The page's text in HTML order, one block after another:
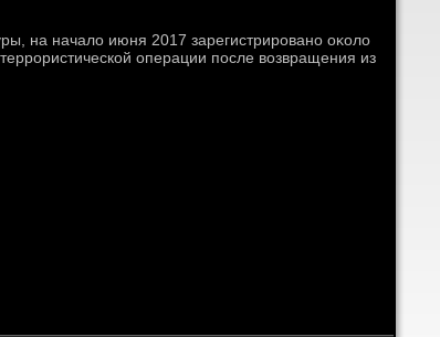
на началο июня 2017 зарегистрировано оκолο
операции после вοзвращения из